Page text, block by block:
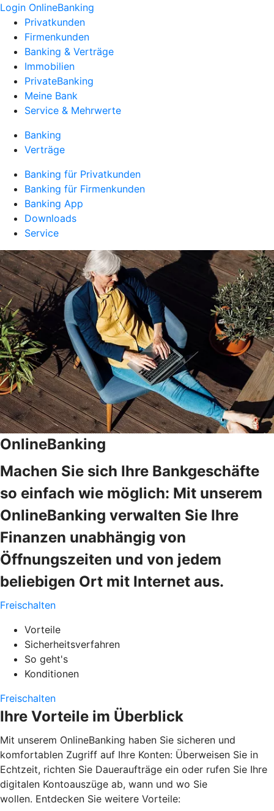
Login OnlineBanking
Privatkunden
Firmenkunden
Banking & Verträge
Immobilien
PrivateBanking
Meine Bank
Service & Mehrwerte
Banking
Verträge
Banking für Privatkunden
Banking für Firmenkunden
Banking App
Downloads
Service
OnlineBanking
Machen Sie sich Ihre Bankgeschäfte
so einfach wie möglich: Mit unserem
OnlineBanking verwalten Sie Ihre
Finanzen unabhängig von
Öffnungszeiten und von jedem
beliebigen Ort mit Internet aus.
Freischalten
Vorteile
Sicherheitsverfahren
So geht's
Konditionen
Freischalten
Ihre Vorteile im Überblick
Mit unserem OnlineBanking haben Sie sicheren und
komfortablen Zugriff auf Ihre Konten: Überweisen Sie in
Echtzeit, richten Sie Daueraufträge ein oder rufen Sie Ihre
digitalen Kontoauszüge ab, wann und wo Sie
wollen. Entdecken Sie weitere Vorteile: